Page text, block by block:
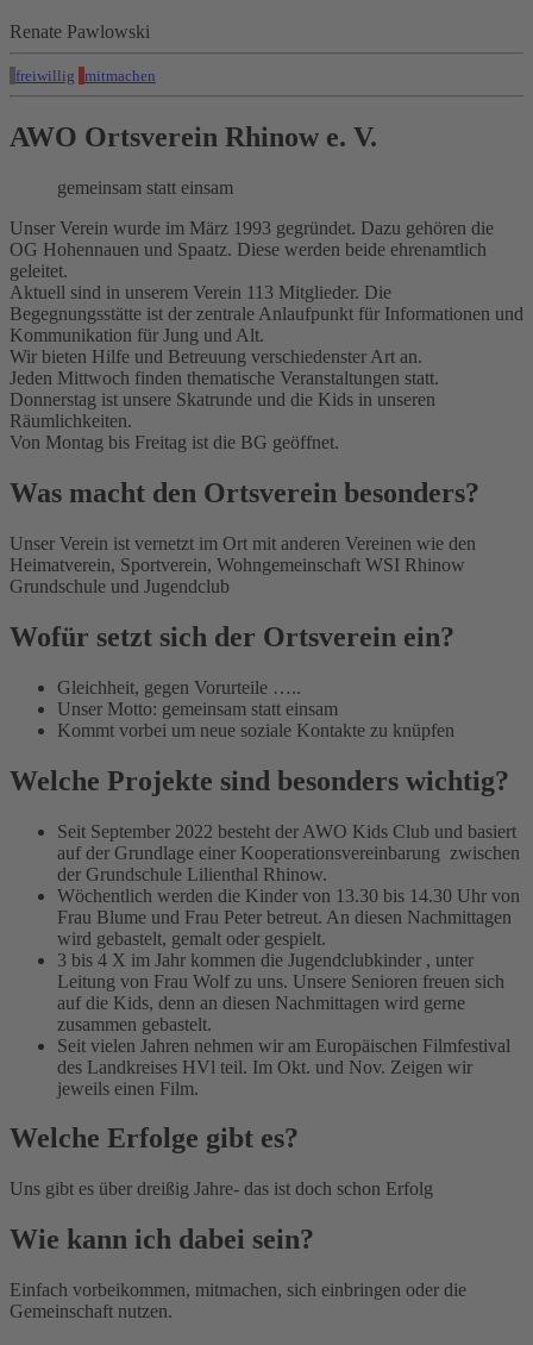
Renate Pawlowski
freiwillig mitmachen
AWO Ortsverein Rhinow e. V.
gemeinsam statt einsam
Unser Verein wurde im März 1993 gegründet. Dazu gehören die
OG Hohennauen und Spaatz. Diese werden beide ehrenamtlich
geleitet.
Aktuell sind in unserem Verein 113 Mitglieder. Die
Begegnungsstätte ist der zentrale Anlaufpunkt für Informationen und
Kommunikation für Jung und Alt.
Wir bieten Hilfe und Betreuung verschiedenster Art an.
Jeden Mittwoch finden thematische Veranstaltungen statt.
Donnerstag ist unsere Skatrunde und die Kids in unseren
Räumlichkeiten.
Von Montag bis Freitag ist die BG geöffnet.
Was macht den Ortsverein besonders?
Unser Verein ist vernetzt im Ort mit anderen Vereinen wie den
Heimatverein, Sportverein, Wohngemeinschaft WSI Rhinow
Grundschule und Jugendclub
Wofür setzt sich der Ortsverein ein?
Gleichheit, gegen Vorurteile …..
Unser Motto: gemeinsam statt einsam
Kommt vorbei um neue soziale Kontakte zu knüpfen
Welche Projekte sind besonders wichtig?
Seit September 2022 besteht der AWO Kids Club und basiert
auf der Grundlage einer Kooperationsvereinbarung zwischen
der Grundschule Lilienthal Rhinow.
Wöchentlich werden die Kinder von 13.30 bis 14.30 Uhr von
Frau Blume und Frau Peter betreut. An diesen Nachmittagen
wird gebastelt, gemalt oder gespielt.
3 bis 4 X im Jahr kommen die Jugendclubkinder , unter
Leitung von Frau Wolf zu uns. Unsere Senioren freuen sich
auf die Kids, denn an diesen Nachmittagen wird gerne
zusammen gebastelt.
Seit vielen Jahren nehmen wir am Europäischen Filmfestival
des Landkreises HVl teil. Im Okt. und Nov. Zeigen wir
jeweils einen Film.
Welche Erfolge gibt es?
Uns gibt es über dreißig Jahre- das ist doch schon Erfolg
Wie kann ich dabei sein?
Einfach vorbeikommen, mitmachen, sich einbringen oder die
Gemeinschaft nutzen.